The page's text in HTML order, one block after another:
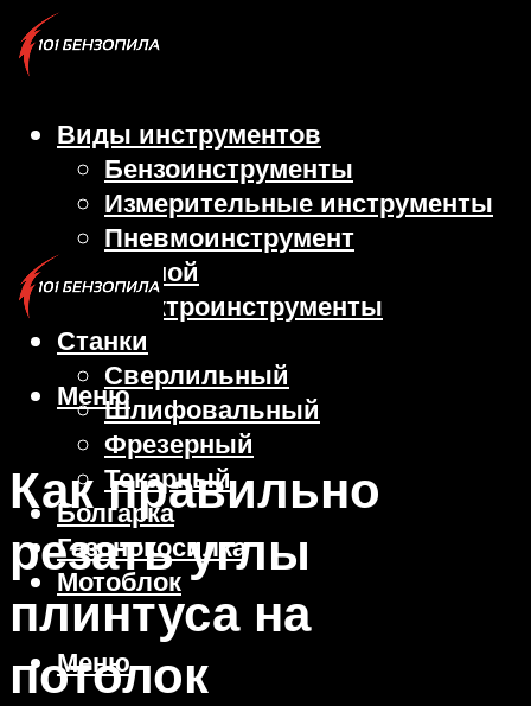
Виды инструментов
Бензоинструменты
Измерительные инструменты
Пневмоинструмент
Ручной
Электроинструменты
Станки
Сверлильный
Шлифовальный
Фрезерный
Токарный
Болгарка
Газонокосилка
Мотоблок
Меню
Меню
Как правильно
резать углы
плинтуса на
потолок